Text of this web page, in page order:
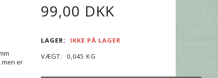
men er
99,00 DKK
LAGER:
IKKE PÅ LAGER
VÆGT:
0,045 KG